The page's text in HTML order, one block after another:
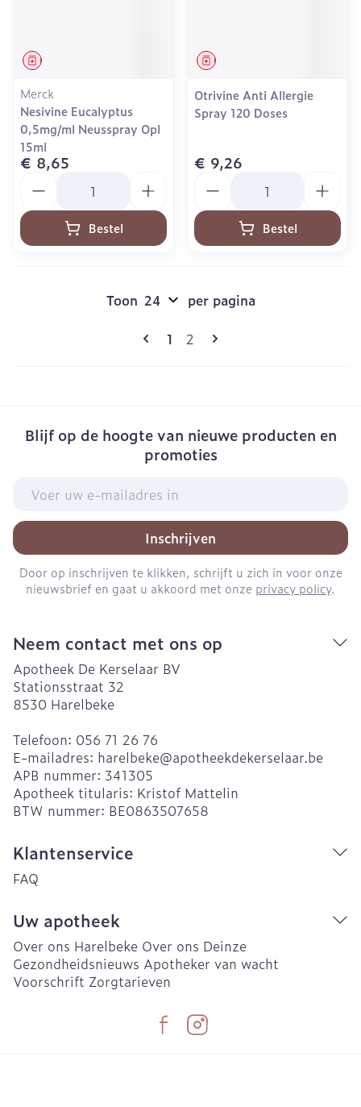
Geneesmiddel
Merck
Nesivine Eucalyptus
0,5mg/ml Neusspray Opl
15ml
€ 8,65
Bestel
Geneesmiddel
Otrivine Anti Allergie
Spray 120 Doses
€ 9,26
Bestel
Pagina's
U lees momenteel pagina
1 Pagina
2
Toon per pagina
Blijf op de hoogte van nieuwe producten en
promoties
Inschrijven
Door op inschrijven te klikken, schrijft u zich in voor onze
nieuwsbrief en gaat u akkoord met onze privacy policy.
Neem contact met ons op
Apotheek De Kerselaar BV
Stationsstraat 32
8530 Harelbeke
Telefoon: 056 71 26 76
E-mailadres: harelbeke@apotheekdekerselaar.be
APB nummer: 341305
Apotheek titularis: Kristof Mattelin
BTW nummer: BE0863507658
Klantenservice
FAQ
Uw apotheek
Over ons Harelbeke Over ons Deinze
Gezondheidsnieuws Apotheker van wacht
Voorschrift Zorgtarieven